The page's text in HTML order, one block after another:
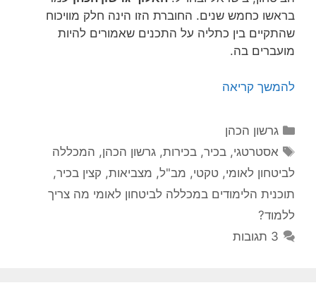
בראשו כחמש שנים. החוברת הזו הינה חלק מוויכוח
שהתקיים בין כתליה על התכנים שאמורים להיות
מועברים בה.
להמשך קריאה
קטגוריות
גרשון הכהן
תגיות
אסטרטגי,בכיר,בכירות,גרשון הכהן, המכללה
לביטחון לאומי, טקטי, מב"ל, מצביאות, קצין בכיר,
תוכנית הלימודים במכללה לביטחון לאומי מה צריך
ללמוד?
3 תגובות